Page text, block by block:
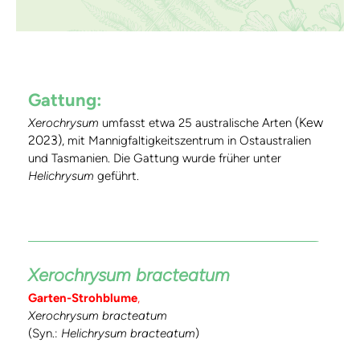
Gattung:
Xerochrysum umfasst etwa 25 australische Arten (Kew
2023), mit Mannigfaltigkeitszentrum in Ostaustralien
und Tasmanien. Die Gattung wurde früher unter
Helichrysum geführt.
Xerochrysum bracteatum
Garten-Strohblume,
Xerochrysum bracteatum
(Syn.: Helichrysum bracteatum)